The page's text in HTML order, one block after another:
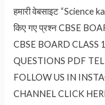
हमारी वेबसाइट “Science
किए गए प्रश्न CBSE
CBSE BOARD
QUESTIONS PDF
FOLLOW US IN
CHANNEL CLICK